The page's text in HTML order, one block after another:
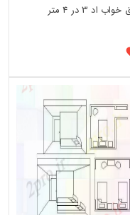
دانلود نقشه اتاق خواب مستر دار از طرحی اتاق خواب اد 3 در 4 متر